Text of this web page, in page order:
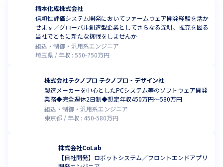
楠本化成株式会社
信頼性評価システム開発においてファームウェア開発経験を活か
せます／グローバル創造型企業としてさらなる深耕、拡充を図る
当社でともに新たな挑戦をしませんか
組込・制御・汎用系エンジニア
埼玉県
年収 :550-750万円
株式会社テクノプロ テクノプロ・デザイン社
製造メーカーを中心としたPCシステム等のソフトウェア開発
業務◆完全週休2日制◆想定年収450万円～580万円
組込・制御・汎用系エンジニア
東京都
年収 : 450-580万円
株式会社CoLab
【自社開発】ロボットシステム／フロントエンドアプリ